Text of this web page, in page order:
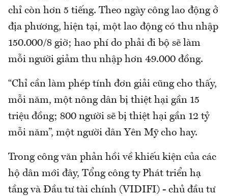
chỉ còn hơn 5 tiếng. Theo ngày công lao động ở
địa phương, hiện tại, một lao động có thu nhập
150.000/8 giờ; hao phí do phải đi bộ sẽ làm
mỗi người giảm thu nhập hơn 49.000 đồng.
“Chỉ cần làm phép tính đơn giải cũng cho thấy,
mỗi năm, một nông dân bị thiệt hại gần 15
triệu đồng; 800 người sẽ bị thiệt hại gần 12 tỷ
mỗi năm”, một người dân Yên Mỹ cho hay.
Trong công văn phản hồi về khiếu kiện của các
hộ dân mới đây, Tổng công ty Phát triển hạ
tầng và Đầu tư tài chính (VIDIFI) - chủ đầu tư